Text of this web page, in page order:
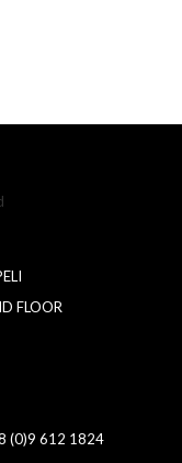
FLOOR
(0)9 612 1824